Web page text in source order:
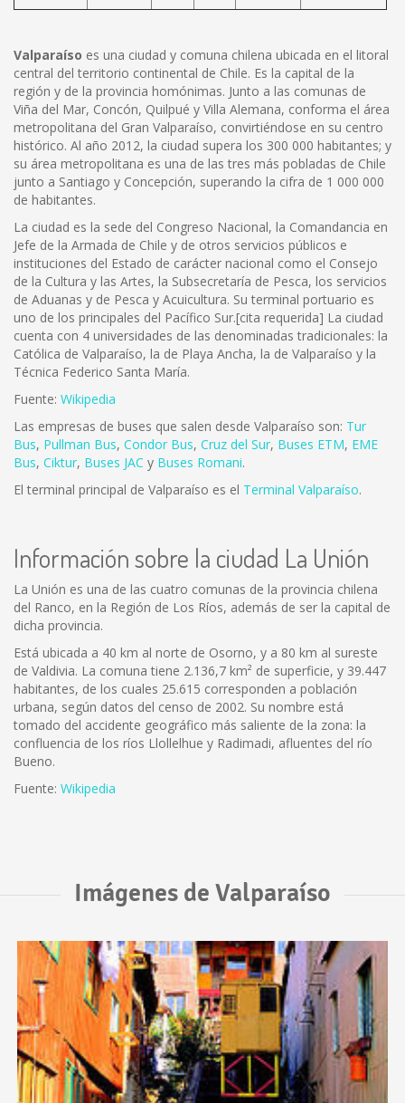
Valparaíso es una ciudad y comuna chilena ubicada en el litoral
central del territorio continental de Chile. Es la capital de la
región y de la provincia homónimas. Junto a las comunas de
Viña del Mar, Concón, Quilpué y Villa Alemana, conforma el área
metropolitana del Gran Valparaíso, convirtiéndose en su centro
histórico. Al año 2012, la ciudad supera los 300 000 habitantes; y
su área metropolitana es una de las tres más pobladas de Chile
junto a Santiago y Concepción, superando la cifra de 1 000 000
de habitantes.
La ciudad es la sede del Congreso Nacional, la Comandancia en
Jefe de la Armada de Chile y de otros servicios públicos e
instituciones del Estado de carácter nacional como el Consejo
de la Cultura y las Artes, la Subsecretaría de Pesca, los servicios
de Aduanas y de Pesca y Acuicultura. Su terminal portuario es
uno de los principales del Pacífico Sur.[cita requerida] La ciudad
cuenta con 4 universidades de las denominadas tradicionales: la
Católica de Valparaíso, la de Playa Ancha, la de Valparaíso y la
Técnica Federico Santa María.
Fuente: Wikipedia
Las empresas de buses que salen desde Valparaíso son: Tur
Bus, Pullman Bus, Condor Bus, Cruz del Sur, Buses ETM, EME
Bus, Ciktur, Buses JAC y Buses Romani.
El terminal principal de Valparaíso es el Terminal Valparaíso.
Información sobre la ciudad La Unión
La Unión es una de las cuatro comunas de la provincia chilena
del Ranco, en la Región de Los Ríos, además de ser la capital de
dicha provincia.
Está ubicada a 40 km al norte de Osorno, y a 80 km al sureste
de Valdivia. La comuna tiene 2.136,7 km² de superficie, y 39.447
habitantes, de los cuales 25.615 corresponden a población
urbana, según datos del censo de 2002. Su nombre está
tomado del accidente geográfico más saliente de la zona: la
confluencia de los ríos Llollelhue y Radimadi, afluentes del río
Bueno.
Fuente: Wikipedia
Imágenes de Valparaíso